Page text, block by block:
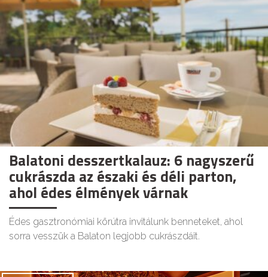
Balatoni desszertkalauz: 6 nagyszerű
cukrászda az északi és déli parton,
ahol édes élmények várnak
Édes gasztronómiai körútra invitálunk benneteket, ahol
sorra vesszük a Balaton legjobb cukrászdáit.